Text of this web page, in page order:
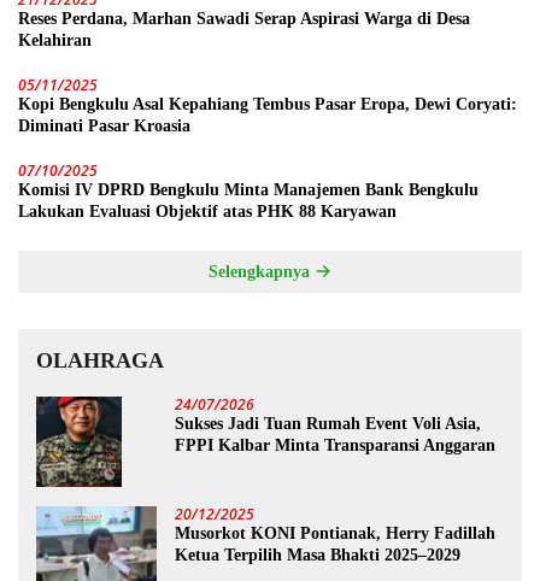
Reses Perdana, Marhan Sawadi Serap Aspirasi Warga di Desa
Kelahiran
05/11/2025
Kopi Bengkulu Asal Kepahiang Tembus Pasar Eropa, Dewi Coryati:
Diminati Pasar Kroasia
07/10/2025
Komisi IV DPRD Bengkulu Minta Manajemen Bank Bengkulu
Lakukan Evaluasi Objektif atas PHK 88 Karyawan
Selengkapnya
OLAHRAGA
24/07/2026
Sukses Jadi Tuan Rumah Event Voli Asia,
FPPI Kalbar Minta Transparansi Anggaran
20/12/2025
Musorkot KONI Pontianak, Herry Fadillah
Ketua Terpilih Masa Bhakti 2025–2029